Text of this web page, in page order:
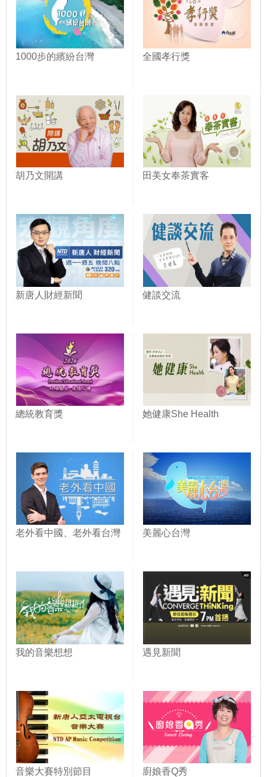
1000步的繽紛台灣 全國孝行獎
胡乃文開講 田美女奉茶實客
新唐人財經新聞 健談交流
總統教育獎 她健康She Health
老外看中國、老外看台灣 美麗心台灣
我的音樂想想 遇見新聞
音樂大賽特別節目 廚娘香Q秀